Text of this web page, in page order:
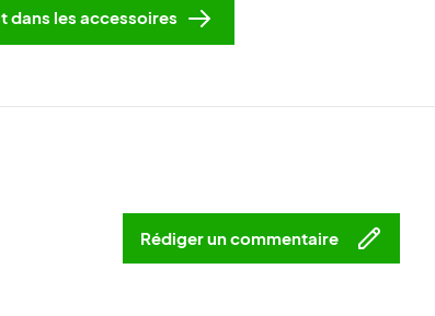
dans les accessoires
Rédiger un commentaire